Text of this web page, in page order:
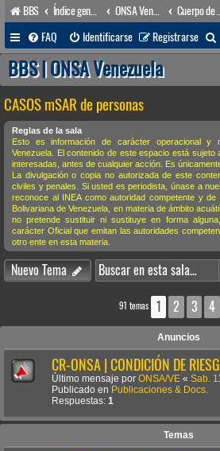
BBS Índice general ONSA Venezuela (acceso público)
FAQ
Identificarse Registrarse
BBS | ONSA Venezuela
CASOS mSAR de personas
Reglas de la sala
Esto es información de carácter operacional y
Venezuela. El contenido de este espacio está
interesadas, antes de cualquier acción. Es
La divulgación o copia no autorizada de este
civiles y penales. Si usted es periodista, únase a
reconoce al INEA como autoridad competente y
Bolivariana de Venezuela, en materia de ámbito
no pretende sustituir ni sustituye en forma
carácter Oficial que emitan las autoridades
otro ente en esta materia.
Nuevo Tema
91 temas 1 2 3 4
Anuncios
CR-ONSA | CONDICIÓN DE
Último mensaje por ONSA/VE « Sab.
Publicado en Publicaciones & Docs.
Respuestas: 1
Temas